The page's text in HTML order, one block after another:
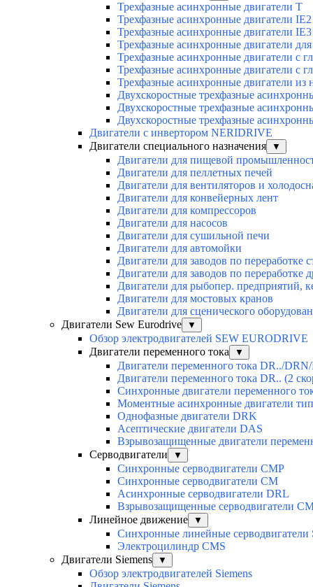
Трехфазные асинхронные двигатели Т
Трехфазные асинхронные двигатели
Трехфазные асинхронные двигатели
Трехфазные асинхронные двигатели
Трехфазные асинхронные двигатели с
Трехфазные асинхронные двигатели с
Трехфазные асинхронные двигатели
Двухскоростные трехфазные
Двухскоростные трехфазные
Двухскоростные трехфазные
Двигатели с инвертором NERIDRIVE
Двигатели специального назначения
▼
Двигатели для пищевой
Двигатели для пеллетных печей
Двигатели для вентиляторов и
Двигатели для конвейерных лент
Двигатели для компрессоров
Двигатели для насосов
Двигатели для сушильной печи
Двигатели для автомойки
Двигатели для заводов по переработке
Двигатели для заводов по переработке
Двигатели для рыбопер. предприятий,
Двигатели для мостовых кранов
Двигатели для сценического
Двигатели Sew Eurodrive
▼
Обзор электродвигателей SEW EURODRIVE
Двигатели переменного тока
▼
Двигатели переменного тока DR../DRN/
Двигатели переменного тока DR.. (2
Синхронные двигатели переменного
Моментные асинхронные двигатели
Однофазные двигатели DRK
Асептические двигатели DAS
Взрывозащищенные двигатели
Серводвигатели
▼
Синхронные серводвигатели CMP
Синхронные серводвигатели CM
Асинхронные серводвигатели DRL
Взрывозащищенные серводвигатели
Линейное движение
▼
Синхронные линейные серводвигатели
Электроцилиндр CMS
Двигатели Siemens
▼
Обзор электродвигателей Siemens